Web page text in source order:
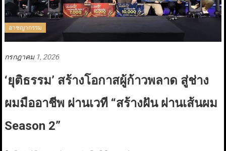
อาชญากรรม
กรกฎาคม 1, 2026
‘ยุติธรรม’ สร้างโอกาสผู้ก้าวพลาด สู่ช่าง
ผมมืออาชีพ ผ่านเวที “สร้างฝัน ผ่านเส้นผม
Season 2”